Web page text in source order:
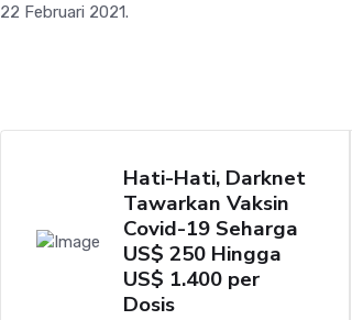
22 Februari 2021.
Hati-Hati, Darknet
Tawarkan Vaksin
Covid-19 Seharga
US$ 250 Hingga
US$ 1.400 per
Dosis